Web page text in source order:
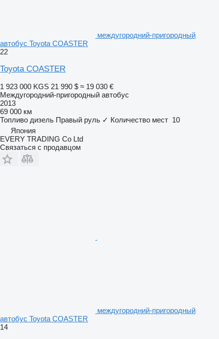
междугородний-пригородный
автобус Toyota COASTER
22
Toyota COASTER
1 923 000 KGS 21 990 $ ≈ 19 030 €
Междугородний-пригородный автобус
2013
69 000 км
Топливо дизель Правый руль ✓ Количество мест 10
Япония
EVERY TRADING Co Ltd
Связаться с продавцом
междугородний-пригородный
автобус Toyota COASTER
14